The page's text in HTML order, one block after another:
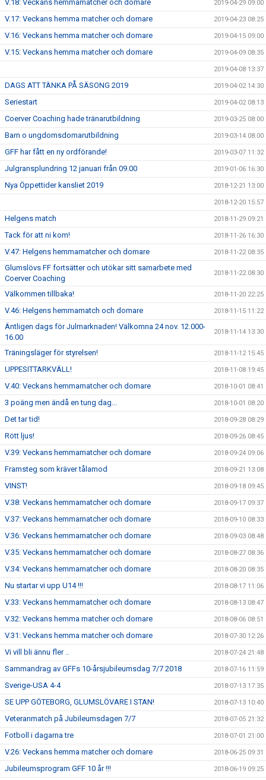
V.18: Veckans hemmamatcher och domare 2019-04-29 09:00
V.17: Veckans hemma matcher och domare 2019-04-23 08:25
V.16: Veckans hemma matcher och domare 2019-04-15 09:00
V.15: Veckans hemma matcher och domare 2019-04-09 08:35
2019-04-08 13:37
DAGS ATT TÄNKA PÅ SÄSONG 2019 2019-04-02 14:30
Seriestart 2019-04-02 08:13
Coerver Coaching hade tränarutbildning 2019-03-25 08:00
Barn o ungdomsdomarutbildning 2019-03-14 08:00
GFF har fått en ny ordförande! 2019-03-07 11:32
Julgransplundring 12 januari från 09.00 2019-01-06 16:30
Nya Öppettider kansliet 2019 2018-12-21 13:00
2018-12-20 15:57
Helgens match 2018-11-29 09:21
Tack för att ni kom! 2018-11-26 16:30
V.47: Helgens hemmamatcher och domare 2018-11-22 08:35
Glumslövs FF fortsätter och utökar sitt samarbete med
Coerver Coaching
2018-11-22 08:30
Välkommen tillbaka! 2018-11-20 22:25
V.46: Helgens hemmamatch och domare 2018-11-15 11:22
Äntligen dags för Julmarknaden! Välkomna 24 nov. 12.000-
16.00
2018-11-14 13:30
Träningsläger för styrelsen! 2018-11-12 15:45
UPPESITTARKVÄLL! 2018-11-08 19:45
V.40: Veckans hemmamatcher och domare 2018-10-01 08:41
3 poäng men ändå en tung dag... 2018-10-01 08:20
Det tar tid! 2018-09-28 08:29
Rött ljus! 2018-09-26 08:45
V.39: Veckans hemmamatcher och domare 2018-09-24 09:06
Framsteg som kräver tålamod 2018-09-21 13:08
VINST! 2018-09-18 09:45
V.38: Veckans hemmamatcher och domare 2018-09-17 09:37
V.37: Veckans hemmamatcher och domare 2018-09-10 08:33
V.36: Veckans hemmamatcher och domare 2018-09-03 08:48
V.35: Veckans hemmamatcher och domare 2018-08-27 08:36
V.34: Veckans hemmamatcher och domare 2018-08-20 08:35
Nu startar vi upp U14 !!! 2018-08-17 11:06
V.33: Veckans hemmamatcher och domare 2018-08-13 08:47
V.32: Veckans hemma matcher och domare 2018-08-06 08:51
V.31: Veckans hemma matcher och domare 2018-07-30 12:26
Vi vill bli ännu fler .. 2018-07-24 21:48
Sammandrag av GFFs 10-årsjubileumsdag 7/7 2018 2018-07-16 11:59
Sverige-USA 4-4 2018-07-13 17:35
SE UPP GÖTEBORG, GLUMSLÖVARE I STAN! 2018-07-13 10:40
Veteranmatch på Jubileumsdagen 7/7 2018-07-05 21:32
Fotboll i dagarna tre 2018-07-01 21:00
V.26: Veckans hemma matcher och domare 2018-06-25 09:31
Jubileumsprogram GFF 10 år !!! 2018-06-19 09:25